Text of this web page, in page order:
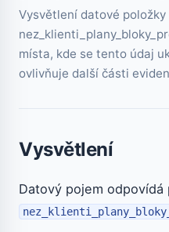
Vysvětlení datové položky
místa, kde se tento údaj
ovlivňuje další části
Vysvětlení
Datový pojem odpovídá